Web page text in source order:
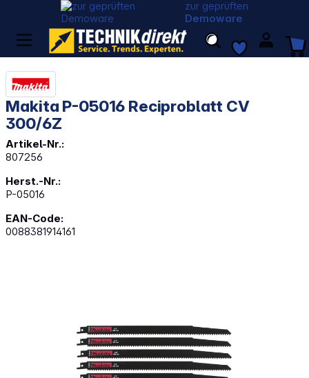
zur geprüften
Demoware
Makita P-05016 Reciproblatt CV
300/6Z
Artikel-Nr.:
807256
Herst.-Nr.:
P-05016
EAN-Code:
0088381914161